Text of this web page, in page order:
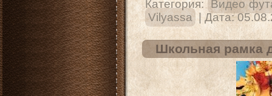
Категория:
Видео
Vilyassa | Дата:
Школьная рамка